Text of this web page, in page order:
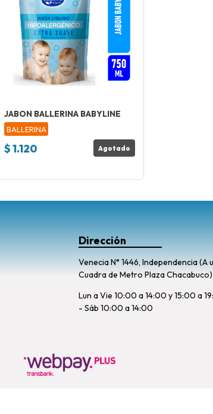
JABON BALLERINA BABYLINE
BALLERINA
$ 1.120 Agotado
Dirección
Venecia N° 1446, Independencia (A
Cuadra de Metro Plaza Chacabuco)
Lun a Vie 10:00 a 14:00 y 15:00 a
- Sáb 10:00 a 14:00